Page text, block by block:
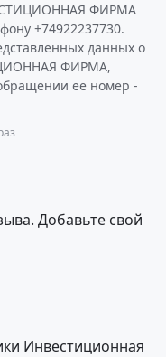
ФИРМА
+74922237730.
данных о
ФИРМА,
ее номер -
Добавьте свой
Инвестиционная